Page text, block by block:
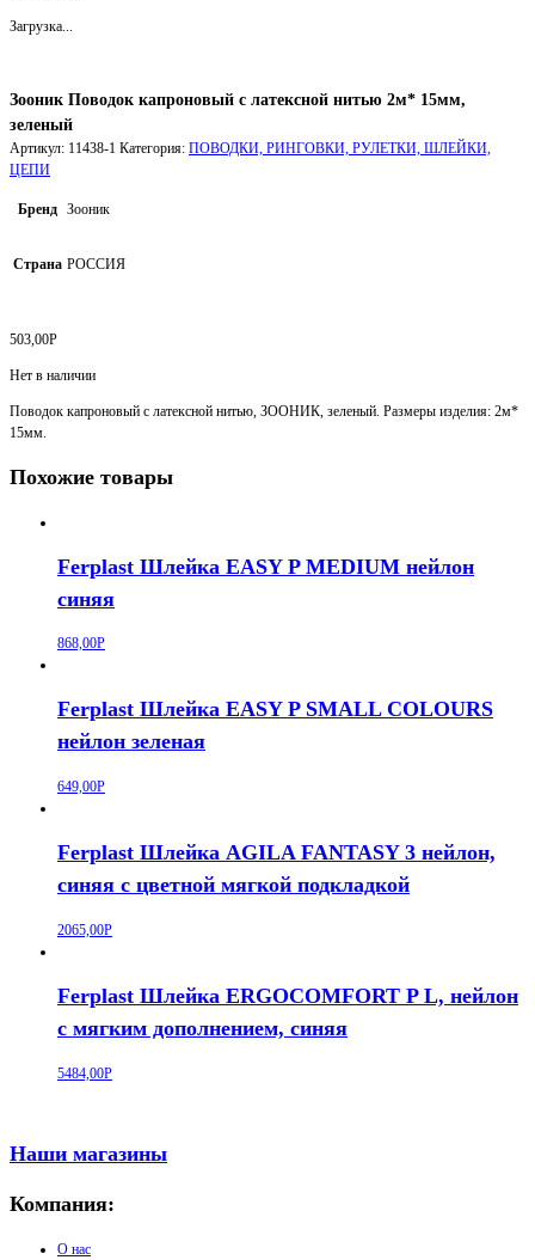
Загрузка...
Зооник Поводок капроновый с латексной нитью 2м* 15мм,
зеленый
Артикул: 11438-1 Категория: ПОВОДКИ, РИНГОВКИ, РУЛЕТКИ, ШЛЕЙКИ,
ЦЕПИ
Бренд Зооник
Страна РОССИЯ
503,00Р
Нет в наличии
Поводок капроновый с латексной нитью, ЗООНИК, зеленый. Размеры изделия: 2м*
15мм.
Похожие товары
Ferplast Шлейка EASY P MEDIUM нейлон
синяя
868,00Р
Ferplast Шлейка EASY P SMALL COLOURS
нейлон зеленая
649,00Р
Ferplast Шлейка AGILA FANTASY 3 нейлон,
синяя с цветной мягкой подкладкой
2065,00Р
Ferplast Шлейка ERGOCOMFORT P L, нейлон
с мягким дополнением, синяя
5484,00Р
Наши магазины
Компания:
О нас